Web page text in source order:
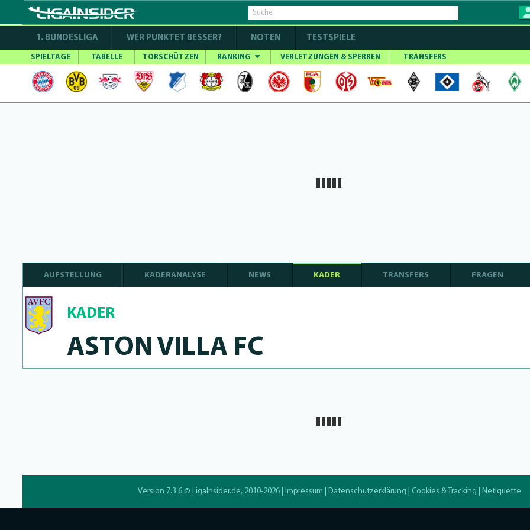
1. BUNDESLIGA WER PUNKTET BESSER? NOTEN TESTSPIELE
SPIELTAGE TABELLE TORSCHÜTZEN RANKING VERLETZUNGEN & SPERREN TRANSFERS
AUFSTELLUNG KADERANALYSE NEWS KADER TRANSFERS FRAGEN
KADER
ASTON VILLA FC
Version 7.3.6 © LigaInsider.de, 2010-2026 | Impressum Datenschutzerklärung Cookies & Tracking Netiquette